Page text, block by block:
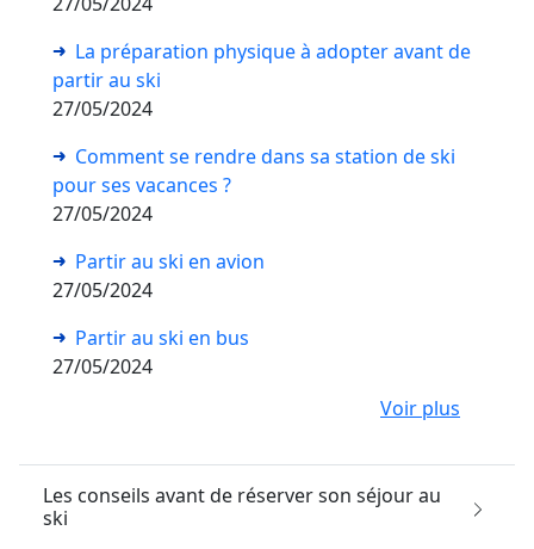
La préparation physique à adopter avant de
partir au ski
27/05/2024
Comment se rendre dans sa station de ski
pour ses vacances ?
27/05/2024
Partir au ski en avion
27/05/2024
Partir au ski en bus
27/05/2024
Voir plus
Les conseils avant de réserver son séjour au
ski